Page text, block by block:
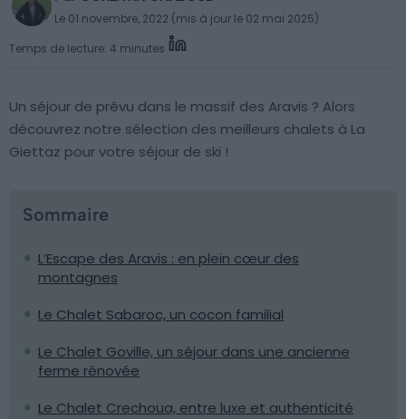
Le 01 novembre, 2022 (mis à jour le 02 mai 2025)
Temps de lecture: 4 minutes
Un séjour de prévu dans le massif des Aravis ? Alors
découvrez notre sélection des meilleurs chalets à La
Giettaz pour votre séjour de ski !
Sommaire
L’Escape des Aravis : en plein cœur des
montagnes
Le Chalet Sabaroc, un cocon familial
Le Chalet Goville, un séjour dans une ancienne
ferme rénovée
Le Chalet Crechoua, entre luxe et authenticité